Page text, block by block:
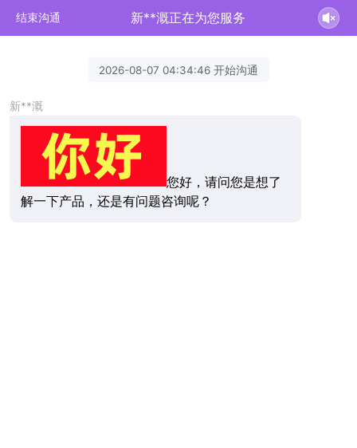
结束沟通 新**溉正在为您服务
2026-08-07 04:34:46 开始沟通
新**溉
您好，请问您是想了
解一下产品，还是有问题咨询呢？